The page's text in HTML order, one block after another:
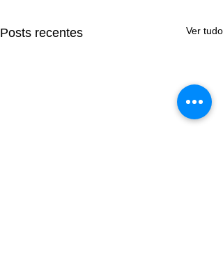
Posts recentes Ver tudo